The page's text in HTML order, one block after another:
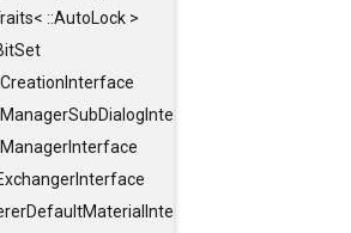
::AutoLock >